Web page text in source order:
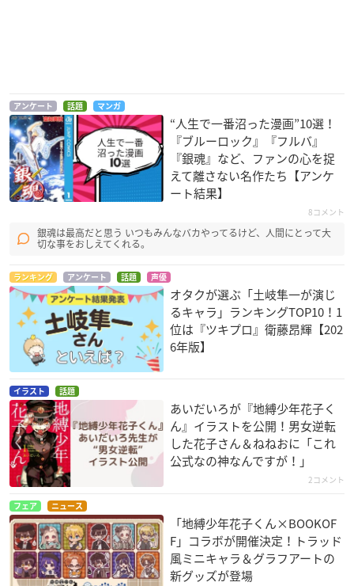
アンケート 話題 マンガ
“人生で一番沼った漫画”10選！
『ブルーロック』『フルバ』
『銀魂』など、ファンの心を捉
えて離さない名作たち【アンケ
ート結果】
8コメント
銀魂は最高だと思う いつもみんなバカやってるけど、人間にとって大
切な事をおしえてくれる。
ランキング アンケート 話題 声優
オタクが選ぶ「土岐隼一が演じ
るキャラ」ランキングTOP10！1
位は『ツキプロ』衛藤昂輝【202
6年版】
イラスト 話題
あいだいろが『地縛少年花子く
ん』イラストを公開！男女逆転
した花子さん＆ねねおに「これ
公式なの神なんですが！」
2コメント
フェア ニュース
「地縛少年花子くん×BOOKOF
F」コラボが開催決定！トラッド
風ミニキャラ＆グラフアートの
新グッズが登場